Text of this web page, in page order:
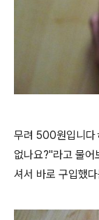
무려 500원입니다
없나요?"라고 물
셔서 바로 구입했